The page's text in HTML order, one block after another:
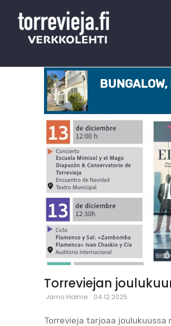
Torreviejan
Jarno Halme 04.12.2025
Torrevieja tarjoaa